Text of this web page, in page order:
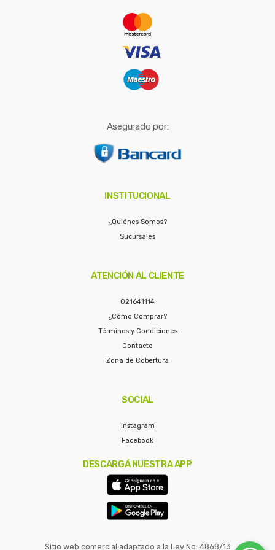
Asegurado por:
INSTITUCIONAL
¿Quiénes Somos?
Sucursales
ATENCIÓN AL CLIENTE
021641114
¿Cómo Comprar?
Términos y Condiciones
Contacto
Zona de Cobertura
SOCIAL
Instagram
Facebook
DESCARGÁ NUESTRA APP
Sitio web comercial adaptado a la Ley No. 4868/13